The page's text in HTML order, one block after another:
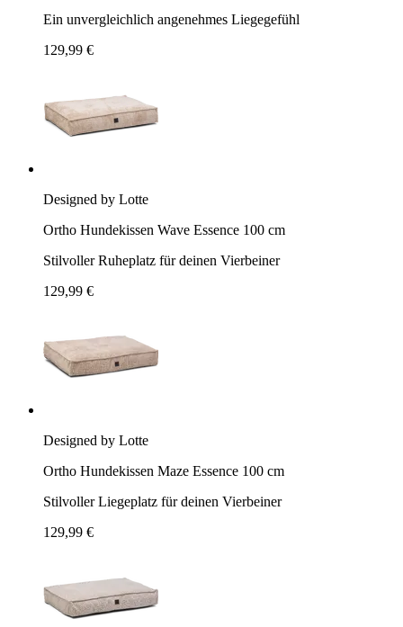
Ein unvergleichlich angenehmes Liegegefühl
129,99 €
Designed by Lotte
Ortho Hundekissen Wave Essence 100 cm
Stilvoller Ruheplatz für deinen Vierbeiner
129,99 €
Designed by Lotte
Ortho Hundekissen Maze Essence 100 cm
Stilvoller Liegeplatz für deinen Vierbeiner
129,99 €